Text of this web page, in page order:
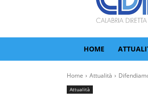
HOME
Home Attualità
Attualità